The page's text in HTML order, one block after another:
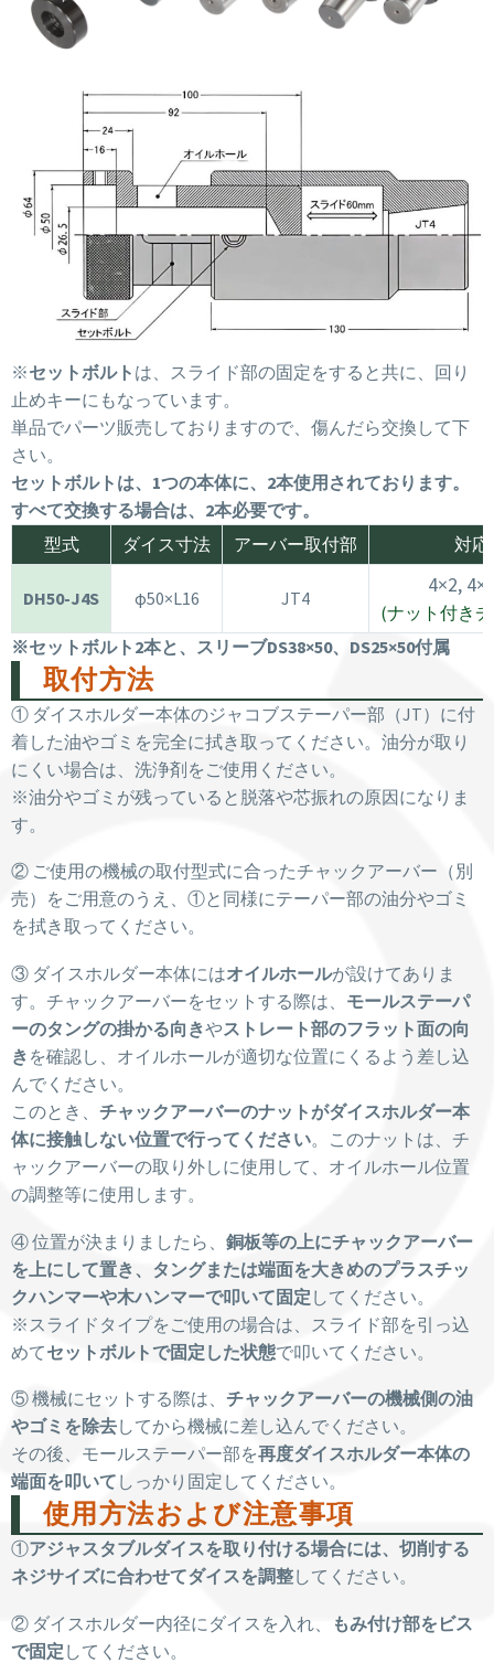
※セットボルト は、スライド部の固定をすると共に、回り
止めキーにもなっています。
単品でパーツ販売しておりますので、傷んだら交換して下
さい。
セットボルトは、1つの本体に、2本使用されております。
すべて交換する場合は、2本必要です。
型式
ダイス寸法 アーバー取付部 対
DH50-J4S φ50×L16 JT4
4×2,
(ナット付き
※セットボルト2本と、スリーブDS38×50、DS25×50付属
取付方法
① ダイスホルダー本体のジャコブステーパー部（JT）に付
着した油やゴミを完全に拭き取ってください。油分が取り
にくい場合は、洗浄剤をご使用ください。
※油分やゴミが残っていると脱落や芯振れの原因になりま
す。
② ご使用の機械の取付型式に合ったチャックアーバー（別
売）をご用意のうえ、①と同様にテーパー部の油分やゴミ
を拭き取ってください。
③ ダイスホルダー本体にはオイルホールが設けてありま
す。チャックアーバーをセットする際は、 モールステーパ
ーのタングの掛かる向きやストレート部のフラット面の向
き を確認し、オイルホールが適切な位置にくるよう差し込
んでください。
このとき、 チャックアーバーのナットがダイスホルダー本
体に接触しない位置で行ってください。このナットは、チ
ャックアーバーの取り外しに使用して、オイルホール位置
の調整等に使用します。
④ 位置が決まりましたら、 銅板等の上にチャックアーバー
を上にして置き、タングまたは端面を大きめのプラスチッ
クハンマーや木ハンマーで叩いて固定 してください。
※スライドタイプをご使用の場合は、スライド部を引っ込
めてセットボルトで固定した状態で叩いてください。
⑤ 機械にセットする際は、 チャックアーバーの機械側の油
やゴミを除去してから機械に差し込んでください。
その後、モールステーパー部を再度ダイスホルダー本体の
端面を叩いて しっかり固定してください。
使用方法および注意事項
①アジャスタブルダイスを取り付ける場合には、切削する
ネジサイズに合わせてダイスを調整してください。
② ダイスホルダー内径にダイスを入れ、
もみ付け部をビス
で固定 してください。